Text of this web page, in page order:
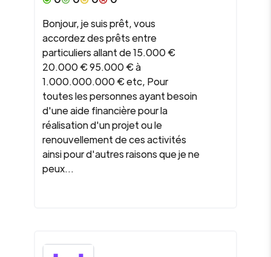
Bonjour, je suis prêt, vous
accordez des prêts entre
particuliers allant de 15.000 €
20.000 € 95.000 € à
1.000.000.000 € etc, Pour
toutes les personnes ayant besoin
d'une aide financière pour la
réalisation d'un projet ou le
renouvellement de ces activités
ainsi pour d'autres raisons que je ne
peux...